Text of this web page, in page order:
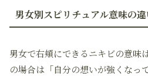
男女別スピリチュアル意味の
男女で右頬にできるニキビの意味
の場合は「自分の想いが強くなっ